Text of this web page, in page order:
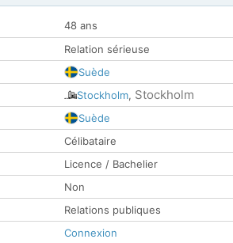
48 ans
Relation sérieuse
Suède
Stockholm, Stockholm
Suède
Célibataire
Licence / Bachelier
Non
Relations publiques
Connexion